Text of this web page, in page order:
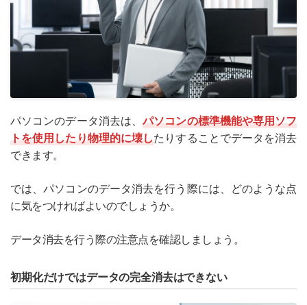
パソコンのデータ消去は、パソコンの標準機能や専用ソフ
トを使用したり物理的に壊したりすることでデータを消去
できます。
では、パソコンのデータ消去を行う際には、どのような点
に気をつければよいのでしょうか。
データ消去を行う際の注意点を確認しましょう。
初期化だけではデータの完全消去はできない